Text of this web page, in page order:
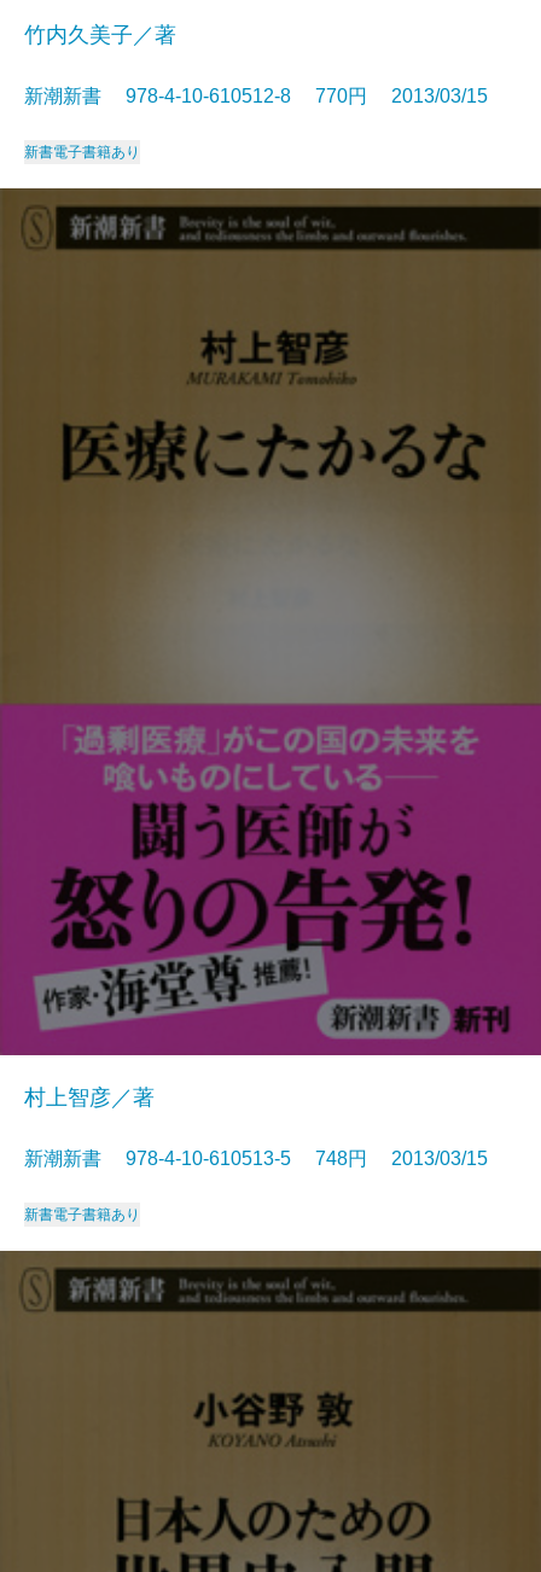
竹内久美子／著
新潮新書 978-4-10-610512-8 770円 2013/03/15
新書電子書籍あり
村上智彦／著
新潮新書 978-4-10-610513-5 748円 2013/03/15
新書電子書籍あり